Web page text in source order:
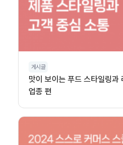
게시글
맛이 보이는 푸드 스타일링과
업종 편